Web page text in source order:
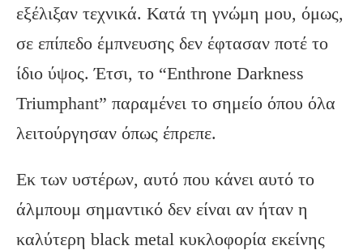
εξέλιξαν τεχνικά. Κατά τη γνώμη μου, όμως,
σε επίπεδο έμπνευσης δεν έφτασαν ποτέ το
ίδιο ύψος. Έτσι, το “Enthrone Darkness
Triumphant” παραμένει το σημείο όπου όλα
λειτούργησαν όπως έπρεπε.
Εκ των υστέρων, αυτό που κάνει αυτό το
άλμπουμ σημαντικό δεν είναι αν ήταν η
καλύτερη black metal κυκλοφορία εκείνης